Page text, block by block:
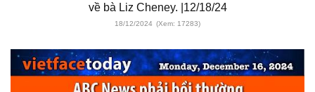
về bà Liz Cheney. |12/18/24
18/12/2024 (Xem: 17283)